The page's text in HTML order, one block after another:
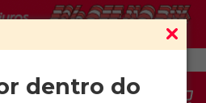
dentro do